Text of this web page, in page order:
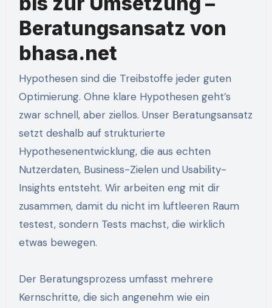
Beratungsansatz von
bhasa.net
Hypothesen sind die Treibstoffe jeder guten
Optimierung. Ohne klare Hypothesen geht’s
zwar schnell, aber ziellos. Unser Beratungsansatz
setzt deshalb auf strukturierte
Hypothesenentwicklung, die aus echten
Nutzerdaten, Business-Zielen und Usability-
Insights entsteht. Wir arbeiten eng mit dir
zusammen, damit du nicht im luftleeren Raum
testest, sondern Tests machst, die wirklich
etwas bewegen.
Der Beratungsprozess umfasst mehrere
Kernschritte, die sich angenehm wie ein